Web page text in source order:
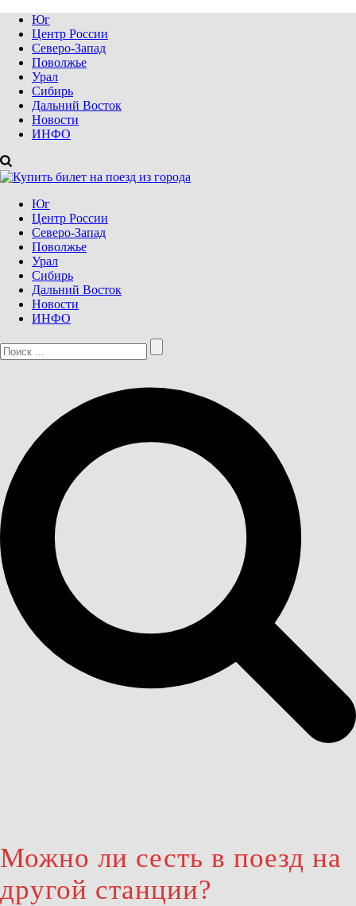
Юг
Центр России
Северо-Запад
Поволжье
Урал
Сибирь
Дальний Восток
Новости
ИНФО
Юг
Центр России
Северо-Запад
Поволжье
Урал
Сибирь
Дальний Восток
Новости
ИНФО
Можно ли сесть в поезд на
другой станции?